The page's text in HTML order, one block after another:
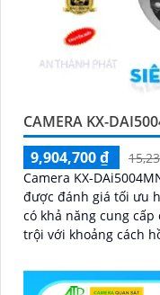
CAMERA KX-
9,904,700 ₫
Camera KX-
được đánh giá tối ưu hơn so
có khả năng cung
trội với khoảng cách